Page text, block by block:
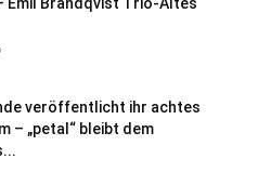
Emil Brandqvist Trio-Altes
veröffentlicht ihr achtes
– „petal“ bleibt dem